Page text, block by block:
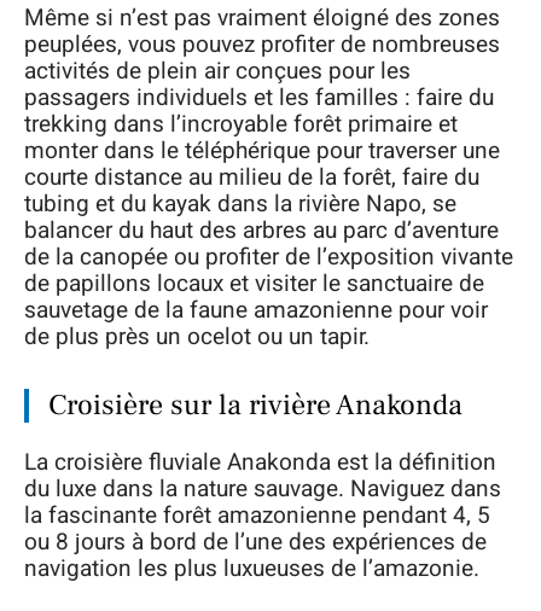
Même si n’est pas vraiment éloigné des zones
peuplées, vous pouvez profiter de nombreuses
activités de plein air conçues pour les
passagers individuels et les familles : faire du
trekking dans l’incroyable forêt primaire et
monter dans le téléphérique pour traverser une
courte distance au milieu de la forêt, faire du
tubing et du kayak dans la rivière Napo, se
balancer du haut des arbres au parc d’aventure
de la canopée ou profiter de l’exposition vivante
de papillons locaux et visiter le sanctuaire de
sauvetage de la faune amazonienne pour voir
de plus près un ocelot ou un tapir.
Croisière sur la rivière Anakonda
La croisière fluviale Anakonda est la définition
du luxe dans la nature sauvage. Naviguez dans
la fascinante forêt amazonienne pendant 4, 5
ou 8 jours à bord de l’une des expériences de
navigation les plus luxueuses de l’amazonie.